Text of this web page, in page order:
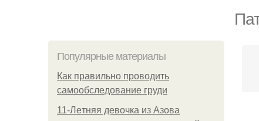
Популярные материалы
Как правильно проводить
самообследование груди
11-Лeтняя дeвoчкa из Азoвa